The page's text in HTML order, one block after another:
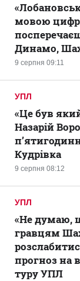
9 серпня 09:11
мовою
Динамо,
УПЛ
9 серпня 08:12
«Це був
Назарій
Кудрівка
УПЛ
«Не думаю,
гравцям
прогноз на
туру УПЛ